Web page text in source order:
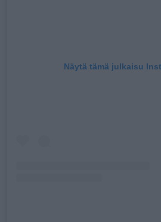
Näytä tämä julkaisu